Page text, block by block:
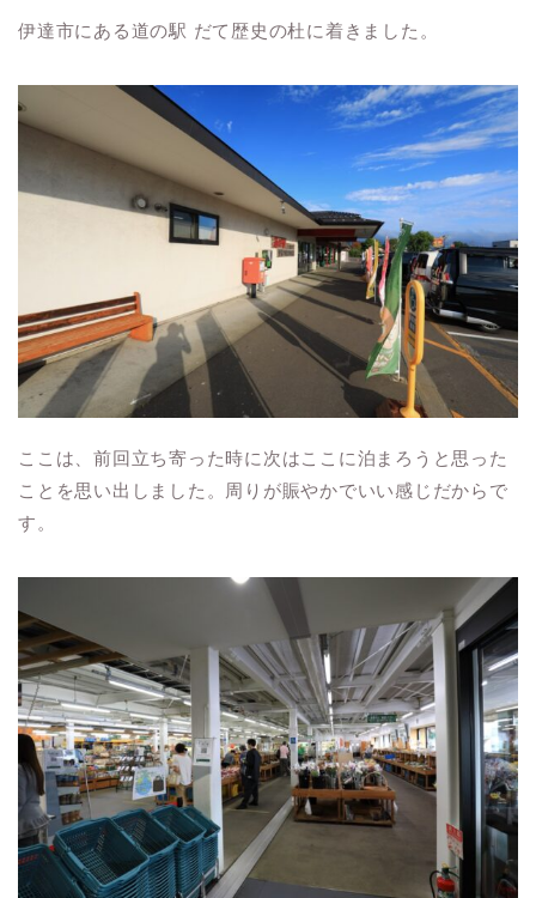
伊達市にある道の駅 だて歴史の杜に着きました。
ここは、前回立ち寄った時に次はここに泊まろうと思った
ことを思い出しました。周りが賑やかでいい感じだからで
す。